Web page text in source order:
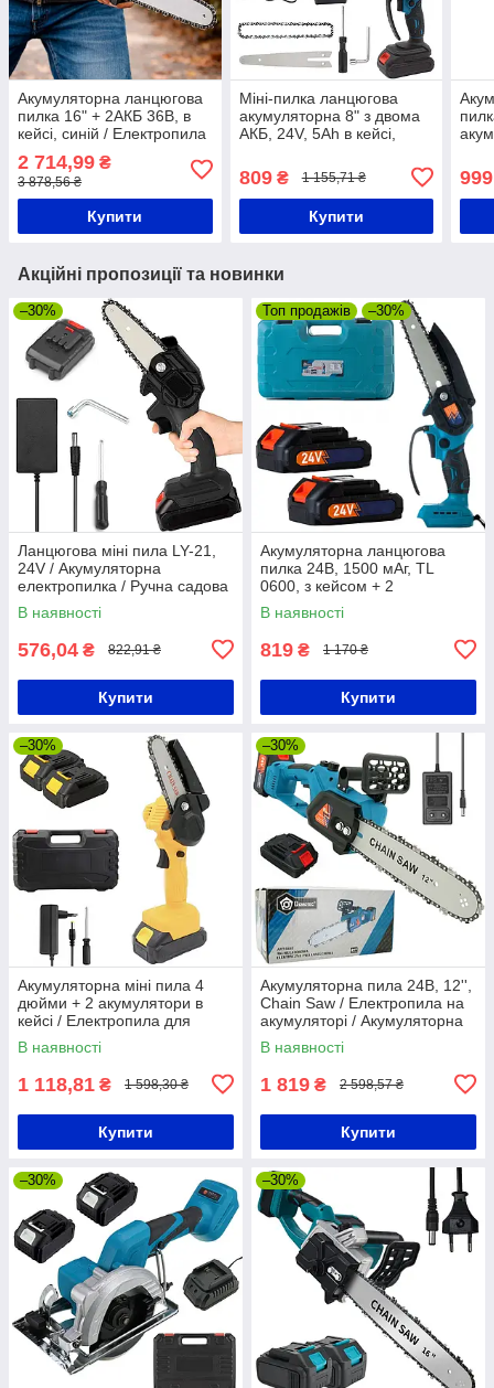
Акумуляторна ланцюгова
пилка 16" + 2АКБ 36В, в
кейсі, синій / Електропила
2 714,99 ₴
3 878,56 ₴
Купити
Міні-пилка ланцюгова
акумуляторна 8" з двома
АКБ, 24V, 5Ah в кейсі,
електропилка для саду /
Міні пила ланцюгова для
809₴ 1 155,71 ₴
Купити
999
Акційні пропозиції та новинки
–30%
Ланцюгова міні пила LY-21,
24V / Акумуляторна
електропилка / Ручна садова
пила
В наявності
576,04 ₴ 822,91 ₴
Купити
Топ продажів –30%
Акумуляторна ланцюгова
пилка 24В, 1500 мАг, TL
0600, з кейсом + 2
акумулятори / Ручна
електрична пилка
В наявності
819 ₴ 1 170 ₴
Купити
–30%
Акумуляторна міні пила 4
дюйми + 2 акумулятори в
кейсі / Електропила для
обрізання дерев / Міні пила
В наявності
1 118,81 ₴ 1 598,30 ₴
Купити
–30%
Акумуляторна пила 24В, 12'',
Chain Saw / Електропила на
акумуляторі / Акумуляторна
ланцюгова пила
В наявності
1 819 ₴ 2 598,57 ₴
Купити
–30% –30%